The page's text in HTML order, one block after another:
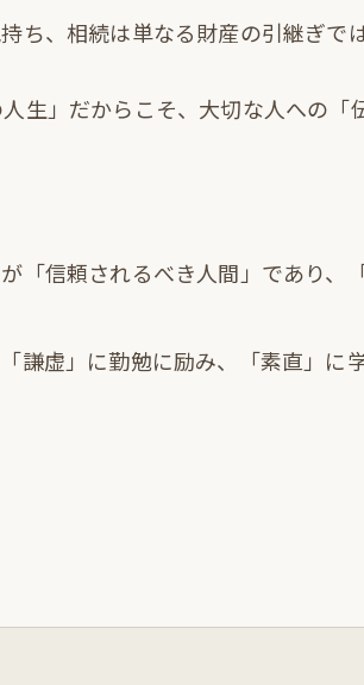
ち、相続は単なる財産の引継ぎで
生」だからこそ、大切な人への「
「信頼されるべき人間」であり、
虚」に勤勉に励み、「素直」に